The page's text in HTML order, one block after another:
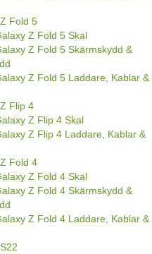
Fold 5
Z Fold 5 Skal
Z Fold 5 Skärmskydd &
Z Fold 5 Laddare, Kablar &
Flip 4
Z Flip 4 Skal
Z Flip 4 Laddare, Kablar &
Fold 4
Z Fold 4 Skal
Z Fold 4 Skärmskydd &
Z Fold 4 Laddare, Kablar &